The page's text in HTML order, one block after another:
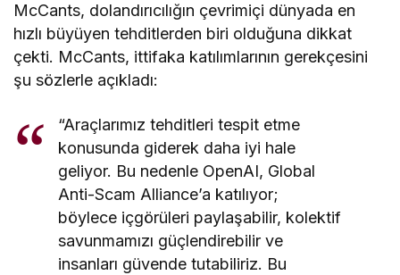
McCants, dolandırıcılığın çevrimiçi dünyada en
hızlı büyüyen tehditlerden biri olduğuna dikkat
çekti. McCants, ittifaka katılımlarının gerekçesini
şu sözlerle açıkladı:
“Araçlarımız tehditleri tespit etme
konusunda giderek daha iyi hale
geliyor. Bu nedenle OpenAI, Global
Anti-Scam Alliance’a katılıyor;
böylece içgörüleri paylaşabilir, kolektif
savunmamızı güçlendirebilir ve
insanları güvende tutabiliriz. Bu